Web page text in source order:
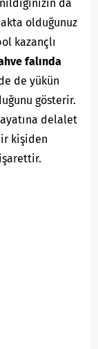
da
olduğunuz
kazançlı
falında
de yükün
gösterir.
delalet
kişiden